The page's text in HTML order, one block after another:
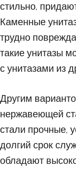
стильно,
Каменные
трудно
такие унитазы
с унитазами из
Другим
нержавеющей
стали прочные,
долгий срок
обладают